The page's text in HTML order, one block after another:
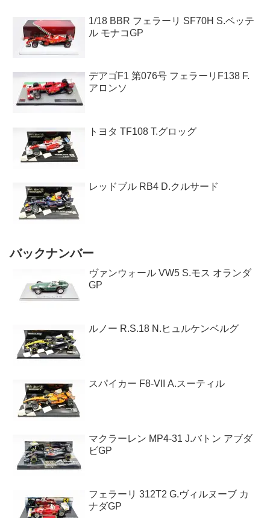
1/18 BBR フェラーリ SF70H S.ベッテ
ル モナコGP
デアゴF1 第076号 フェラーリF138 F.
アロンソ
トヨタ TF108 T.グロッグ
レッドブル RB4 D.クルサード
バックナンバー
ヴァンウォール VW5 S.モス オランダ
GP
ルノー R.S.18 N.ヒュルケンベルグ
スパイカー F8-VII A.スーティル
マクラーレン MP4-31 J.バトン アブダ
ビGP
フェラーリ 312T2 G.ヴィルヌーブ カ
ナダGP